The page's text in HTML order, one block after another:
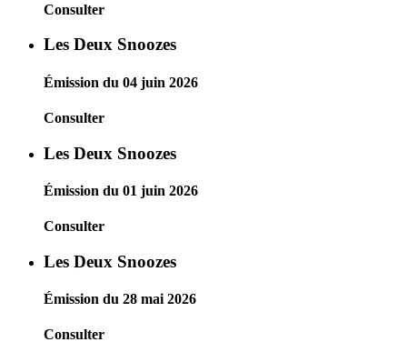
Consulter
Les Deux Snoozes
Émission du 04 juin 2026
Consulter
Les Deux Snoozes
Émission du 01 juin 2026
Consulter
Les Deux Snoozes
Émission du 28 mai 2026
Consulter